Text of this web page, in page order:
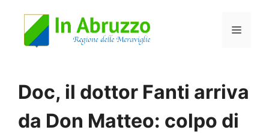
Menu
Doc, il dottor Fanti arriva
da Don Matteo: colpo di